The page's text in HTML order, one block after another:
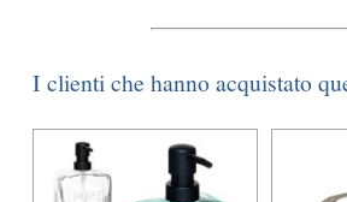
I clienti che hanno acquistato